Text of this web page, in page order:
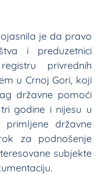
je da pravo
i preduzetnici
privrednih
u Crnoj Gori, koji
državne pomoći
godine i nijesu u
primljene državne
za podnošenje
subjekte